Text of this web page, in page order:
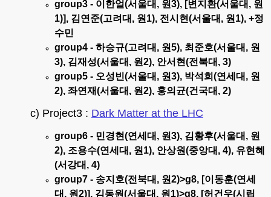
group3 - 이한얼(서울대, 원3), [변지환(서울대, 원
1)], 김연준(고려대, 원1), 전시현(서울대, 원1), +정
수민
group4 - 하승규(고려대, 원5), 최준호(서울대, 원
3), 김재성(서울대, 원2), 안서현(전북대, 3)
group5 - 오성빈(서울대, 원3), 박석희(연세대, 원
2), 좌연재(서울대, 원2), 홍의균(건국대, 2)
c) Project3 : Dark Matter at the LHC
group6 - 민경현(연세대, 원3), 김황후(서울대, 원
2), 조용수(연세대, 원1), 안상원(중앙대, 4), 유현혜
(서강대, 4)
group7 - 송지호(전북대, 원2)>g8, [이동훈(연세
대, 원2)], 김동원(서울대, 원1)>g8, [허건우(시립